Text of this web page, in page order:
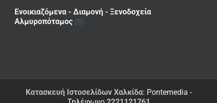
Ενοικιαζόμενα - Διαμονή - Ξενοδοχεία
Αλμυροπόταμος (8)
Κατασκευή Ιστοσελίδων Χαλκίδα: Pontemedia -